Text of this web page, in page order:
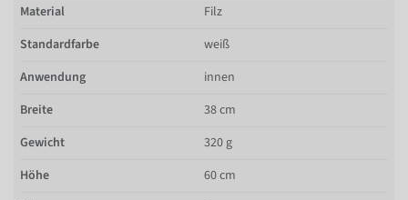
Material
Filz
Standardfarbe
weiß
Anwendung
innen
Breite
38 cm
Gewicht
320 g
Höhe
60 cm